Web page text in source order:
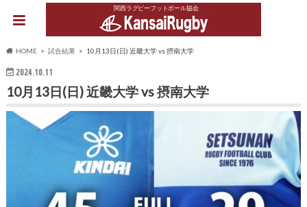
関西ラグビーフットボール協会
HOME 試合結果 10月13日(日) 近畿大学 vs 摂南大学
2024.10.11
10月13日(日) 近畿大学 vs 摂南大学